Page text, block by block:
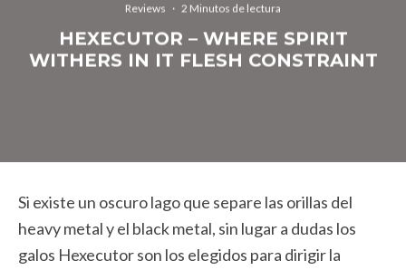
Reviews · 2 Minutos de lectura
HEXECUTOR – WHERE SPIRIT
WITHERS IN IT FLESH CONSTRAINT
Si existe un oscuro lago que separe las orillas del
heavy metal y el black metal, sin lugar a dudas los
galos Hexecutor son los elegidos para dirigir la